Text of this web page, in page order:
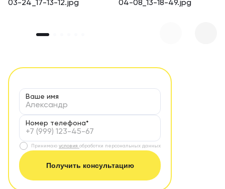
Ваше имя
Номер телефона*
Принимаю условия обработки персональных данных
Получить консультацию